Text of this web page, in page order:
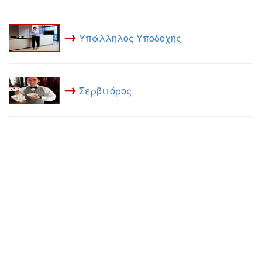
→ Υπάλληλος Υποδοχής
→ Σερβιτόρος